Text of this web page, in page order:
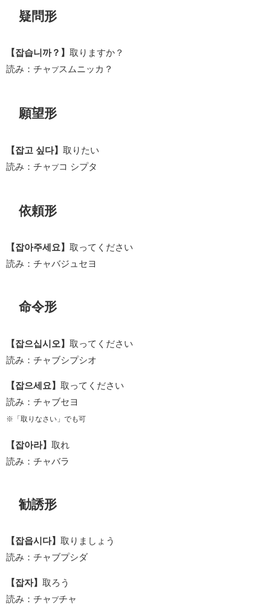
疑問形
【잡습니까？】 取りますか？
読み：チャ プスムニッカ？
願望形
【잡고 싶다】 取りたい
読み：チャ プコ シプタ
依頼形
【잡아주세요】 取ってください
読み：チャバジュセヨ
命令形
【잡으십시오】 取ってください
読み：チャブシプシオ
【잡으세요】 取ってください
読み：チャブセヨ
※「取りなさい」でも可
【잡아라】 取れ
読み：チャバラ
勧誘形
【잡읍시다】 取りましょう
読み：チャブプシダ
【잡자】 取ろう
読み：チャ プチャ